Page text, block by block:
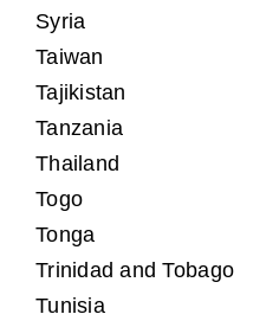
Syria
Taiwan
Tajikistan
Tanzania
Thailand
Togo
Tonga
Trinidad and Tobago
Tunisia